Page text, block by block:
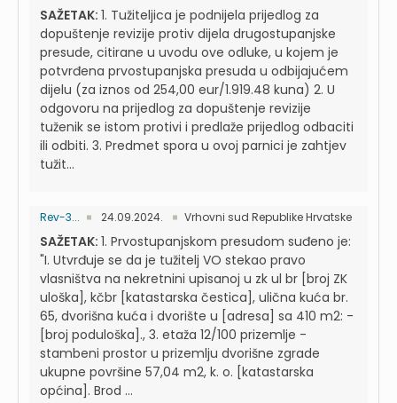
SAŽETAK: 1. Tužiteljica je podnijela prijedlog za
dopuštenje revizije protiv dijela drugostupanjske
presude, citirane u uvodu ove odluke, u kojem je
potvrđena prvostupanjska presuda u odbijajućem
dijelu (za iznos od 254,00 eur/1.919.48 kuna) 2. U
odgovoru na prijedlog za dopuštenje revizije
tuženik se istom protivi i predlaže prijedlog odbaciti
ili odbiti. 3. Predmet spora u ovoj parnici je zahtjev
tužit...
Rev-3... 24.09.2024. Vrhovni sud Republike Hrvatske
SAŽETAK: 1. Prvostupanjskom presudom suđeno je:
"I. Utvrđuje se da je tužitelj VO stekao pravo
vlasništva na nekretnini upisanoj u zk ul br [broj ZK
uloška], kčbr [katastarska čestica], ulična kuća br.
65, dvorišna kuća i dvorište u [adresa] sa 410 m2: -
[broj poduloška]., 3. etaža 12/100 prizemlje -
stambeni prostor u prizemlju dvorišne zgrade
ukupne površine 57,04 m2, k. o. [katastarska
općina]. Brod ...